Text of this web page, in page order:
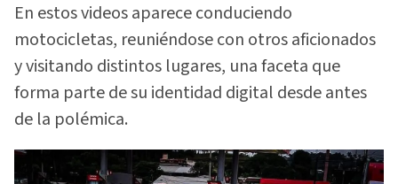
En estos videos aparece conduciendo
motocicletas, reuniéndose con otros aficionados
y visitando distintos lugares, una faceta que
forma parte de su identidad digital desde antes
de la polémica.